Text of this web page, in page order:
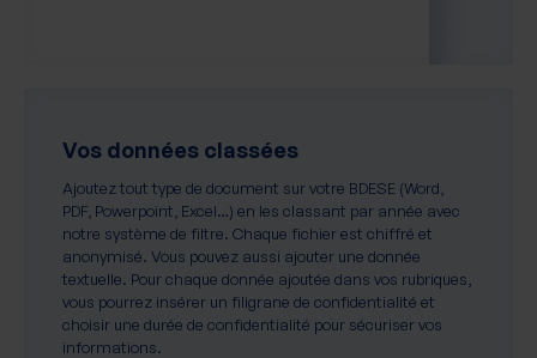
Vos données classées
Ajoutez tout type de document sur votre BDESE (Word,
PDF, Powerpoint, Excel…) en les classant par année avec
notre système de filtre. Chaque fichier est chiffré et
anonymisé. Vous pouvez aussi ajouter une donnée
textuelle. Pour chaque donnée ajoutée dans vos rubriques,
vous pourrez insérer un filigrane de confidentialité et
choisir une durée de confidentialité pour sécuriser vos
informations.